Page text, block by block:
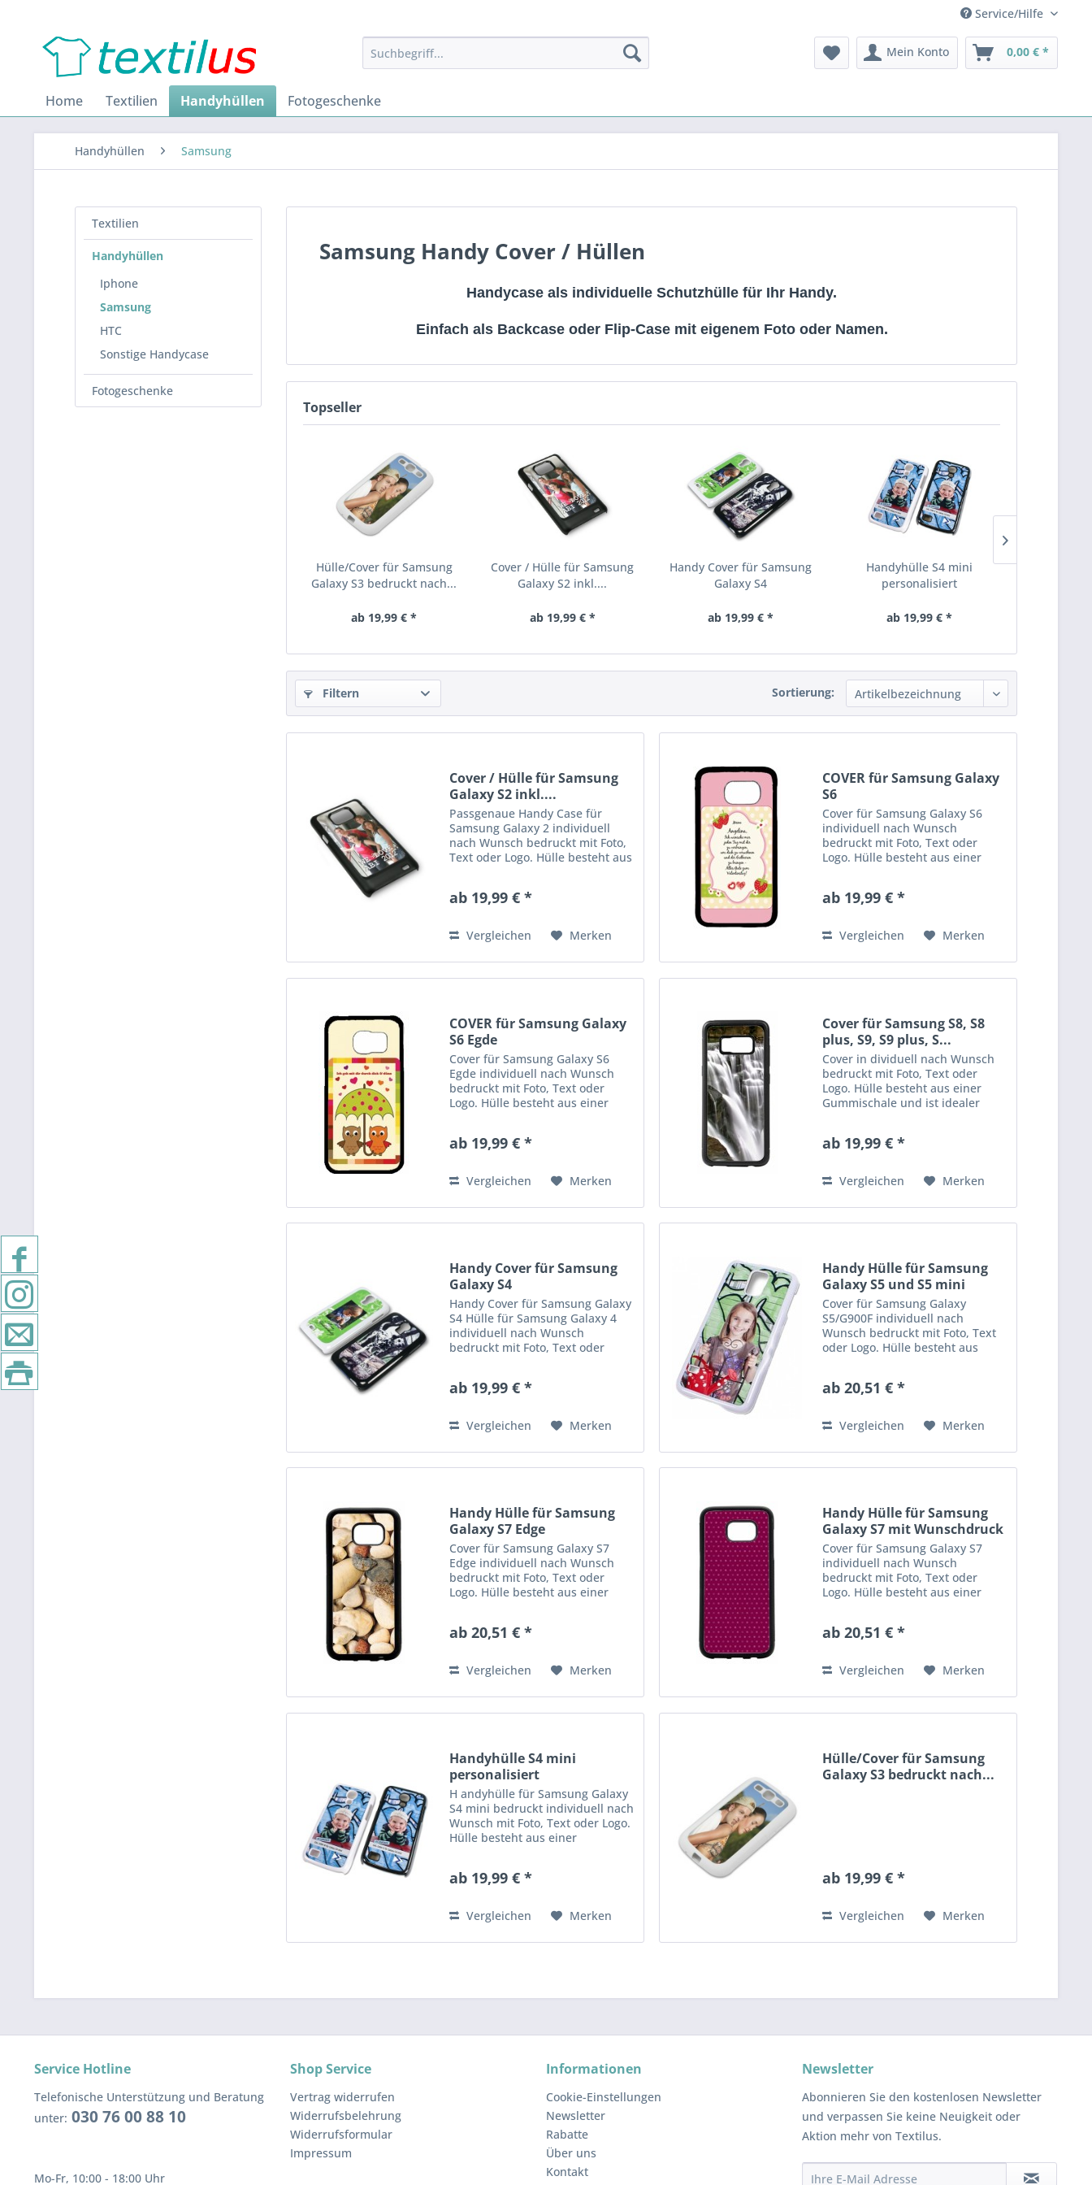
Service/Hilfe
Mein Konto 0,00 € *
Home Textilien Handyhüllen Fotogeschenke
Handyhüllen Samsung
Textilien
Handyhüllen
Iphone
Samsung
HTC
Sonstige Handycase
Fotogeschenke
Samsung Handy Cover / Hüllen
Handycase als individuelle Schutzhülle für Ihr Handy.
Einfach als Backcase oder Flip-Case mit eigenem Foto oder Namen.
Topseller
Hülle/Cover für Samsung
Galaxy S3 bedruckt nach...
ab 19,99 € *
Cover / Hülle für Samsung
Galaxy S2 inkl....
ab 19,99 € *
Handy Cover für Samsung
Galaxy S4
ab 19,99 € *
Handyhülle S4 mini
personalisiert
ab 19,99 € *
Filtern Sortierung:
Cover / Hülle für Samsung
Galaxy S2 inkl....
Passgenaue Handy Case für
Samsung Galaxy 2 individuell
nach Wunsch bedruckt mit Foto,
Text oder Logo. Hülle besteht aus
Erhätlich in schwarz und weiß.
ab 19,99 € *
Vergleichen Merken
COVER für Samsung Galaxy
S6
Cover für Samsung Galaxy S6
individuell nach Wunsch
bedruckt mit Foto, Text oder
Logo. Hülle besteht aus einer
Erhätlich in schwarz und weiß.
ab 19,99 € *
Vergleichen Merken
COVER für Samsung Galaxy
S6 Egde
Cover für Samsung Galaxy S6
Egde individuell nach Wunsch
bedruckt mit Foto, Text oder
Logo. Hülle besteht aus einer
Erhätlich in schwarz und weiß.
ab 19,99 € *
Vergleichen Merken
Cover für Samsung S8, S8
plus, S9, S9 plus, S...
Cover in dividuell nach Wunsch
bedruckt mit Foto, Text oder
Logo. Hülle besteht aus einer
Gummischale und ist idealer
Druck
ab 19,99 € *
Vergleichen Merken
Handy Cover für Samsung
Galaxy S4
Handy Cover für Samsung Galaxy
S4 Hülle für Samsung Galaxy 4
individuell nach Wunsch
bedruckt mit Foto, Text oder
Schutz für ihr Smartphone.
Der...
ab 19,99 € *
Vergleichen Merken
Handy Hülle für Samsung
Galaxy S5 und S5 mini
Cover für Samsung Galaxy
S5/G900F individuell nach
Wunsch bedruckt mit Foto, Text
oder Logo. Hülle besteht aus
Erhätlich in schwarz und weiß.
ab 20,51 € *
Vergleichen Merken
Handy Hülle für Samsung
Galaxy S7 Edge
Cover für Samsung Galaxy S7
Edge individuell nach Wunsch
bedruckt mit Foto, Text oder
Logo. Hülle besteht aus einer
schwarz und weiß. Der Preis
ab 20,51 € *
Vergleichen Merken
Handy Hülle für Samsung
Galaxy S7 mit Wunschdruck
Cover für Samsung Galaxy S7
individuell nach Wunsch
bedruckt mit Foto, Text oder
Logo. Hülle besteht aus einer
schwarz und weiß. Der Preis
ab 20,51 € *
Vergleichen Merken
Handyhülle S4 mini
personalisiert
H andyhülle für Samsung Galaxy
S4 mini bedruckt individuell nach
Wunsch mit Foto, Text oder Logo.
Hülle besteht aus einer
schwarz und weiß. Der Preis
ab 19,99 € *
Vergleichen Merken
Hülle/Cover für Samsung
Galaxy S3 bedruckt nach...
ab 19,99 € *
Vergleichen Merken
Service Hotline
Telefonische Unterstützung und Beratung
unter: 030 76 00 88 10
Mo-Fr, 10:00 - 18:00 Uhr
Shop Service
Vertrag widerrufen
Widerrufsbelehrung
Widerrufsformular
Impressum
Informationen
Cookie-Einstellungen
Newsletter
Rabatte
Über uns
Kontakt
Newsletter
Abonnieren Sie den kostenlosen Newsletter
und verpassen Sie keine Neuigkeit oder
Aktion mehr von Textilus.